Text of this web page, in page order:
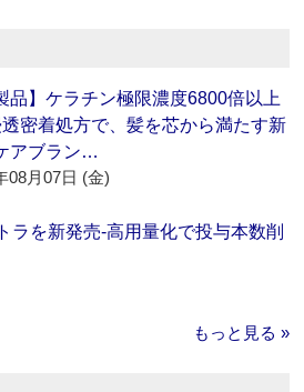
品】ケラチン極限濃度6800倍以上
密着処方で、髪を芯から満たす新
アブラン…
08月07日 (金)
ラを新発売‐高用量化で投与本数削
もっと見る »